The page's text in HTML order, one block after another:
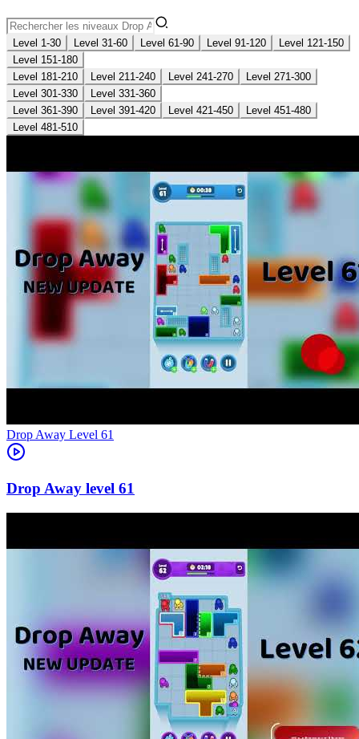
Level 1-30 Level 31-60 Level 61-90 Level 91-120
Level 121-150
Level 151-180
Level 181-210
Level 211-240 Level 241-270
Level 271-300
Level 301-330
Level 331-360
Level 361-390
Level 391-420 Level 421-450
Level 451-480
Level 481-510
Level 61
61